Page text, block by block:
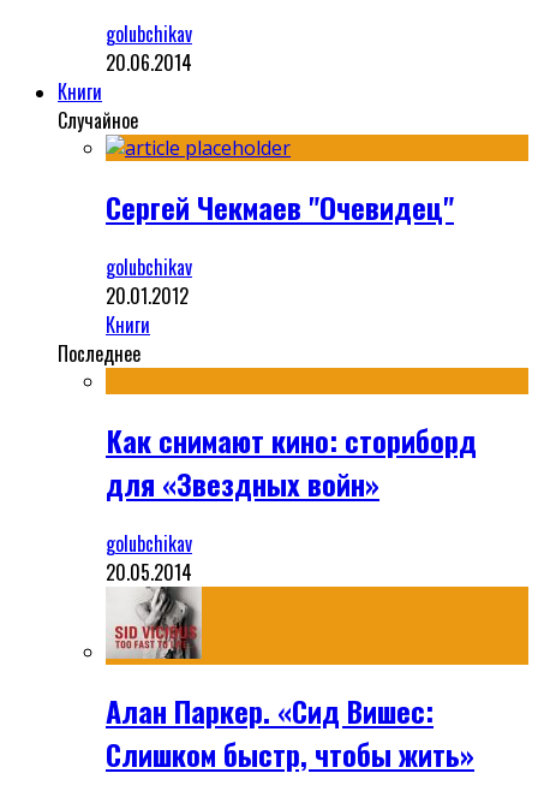
golubchikav
20.06.2014
Книги
Случайное
Сергей Чекмаев "Очевидец"
golubchikav
20.01.2012
Книги
Последнее
Как снимают кино: сториборд
для «Звездных войн»
golubchikav
20.05.2014
Алан Паркер. «Сид Вишес:
Слишком быстр, чтобы жить»